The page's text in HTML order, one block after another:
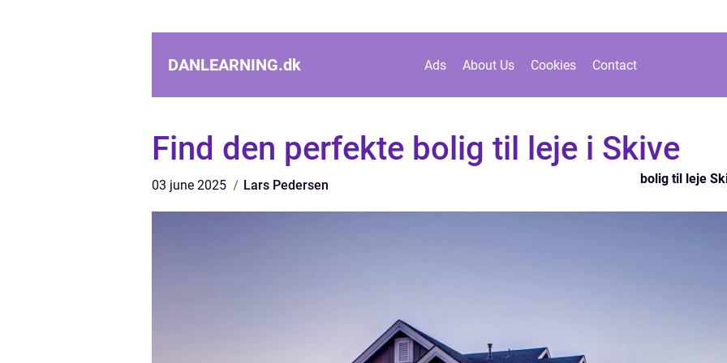
DANLEARNING.dk Ads About Us Cookies Contact
Find den perfekte bolig til leje i Skive
03 june 2025 Lars Pedersen bolig til leje